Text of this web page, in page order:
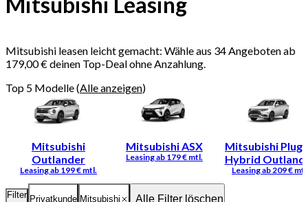
Mitsubishi leasen leicht gemacht: Wähle aus 34 Angeboten ab
179,00 € deinen Top-Deal ohne Anzahlung.
Top 5 Modelle(Alle anzeigen)
Mitsubishi
Outlander
Mitsubishi ASX
Mitsubishi
Hybrid
Filter Privatkunde Mitsubishi Alle Filter löschen